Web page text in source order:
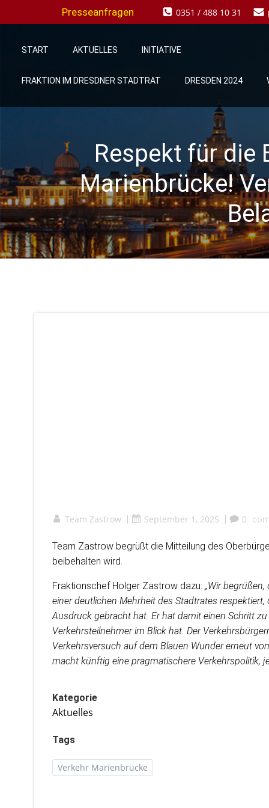
Inhalt
Presseanfragen 0351 / 488 10 31
START AKTUELLES INITIATIVE
FRAKTION IM DRESDNER STADTRAT DRESDEN 2024
Respekt für die
Marienbrücke!
Team Zastrow | September 1, 2025 | 0
Team Zastrow begrüßt die Mitteilung des
beibehalten wird.
Fraktionschef Holger Zastrow dazu: „Wir
einer deutlichen Mehrheit des Stadtrates
Ausdruck gebracht hat. Er hat damit einen Schritt
Verkehrsteilnehmer im Blick hat. Der
Verkehrsversuch auf dem Blauen Wunder erneut
macht künftig eine pragmatischere Verkehrspolitik,
Kategorie
Aktuelles
Tags
Verkehr Marienbrücke